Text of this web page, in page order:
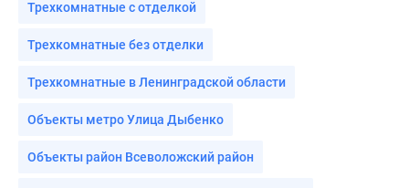
Трехкомнатные с отделкой
Трехкомнатные без отделки
Трехкомнатные в Ленинградской области
Объекты метро Улица Дыбенко
Объекты район Всеволожский район